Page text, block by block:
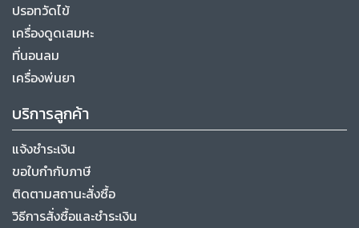
ปรอทวัดไข้
เครื่องดูดเสมหะ
ที่นอนลม
เครื่องพ่นยา
บริการลูกค้า
แจ้งชำระเงิน
ขอใบกำกับภาษี
ติดตามสถานะสั่งซื้อ
วิธีการสั่งซื้อและชำระเงิน